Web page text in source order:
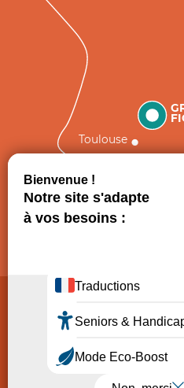
Toulouse
Politique de
Accessibilité :